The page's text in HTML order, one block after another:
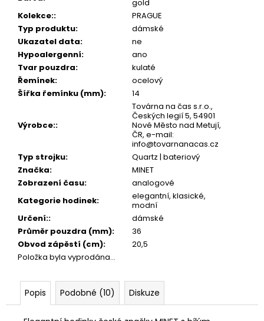
gold
Kolekce::
PRAGUE
Typ produktu:
dámské
Ukazatel data:
ne
Hypoalergenní:
ano
Tvar pouzdra:
kulaté
Řemínek:
ocelový
Šířka řemínku (mm): 14
Výrobce::
Továrna na čas s.r.o.,
Českých legií 5, 54901
Nové Město nad Metují,
ČR, e-mail:
info@tovarnanacas.cz
Typ strojku:
Quartz | bateriový
Značka:
MINET
Zobrazení času:
analogové
Kategorie hodinek:
elegantní, klasické,
modní
Určení::
dámské
Průměr pouzdra (mm):
36
Obvod zápěstí (cm):
20,5
Položka byla vyprodána…
Popis Podobné (10) Diskuze